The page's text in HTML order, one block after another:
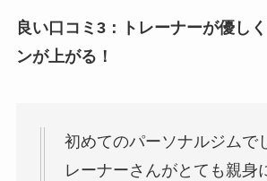
良い口コミ3：トレーナーが優し
ンが上がる！
初めてのパーソナルジムで
レーナーさんがとても親身